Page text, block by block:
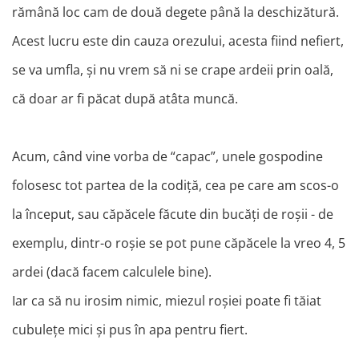
rămână loc cam de două degete până la deschizătură.
Acest lucru este din cauza orezului, acesta fiind nefiert,
se va umfla, și nu vrem să ni se crape ardeii prin oală,
că doar ar fi păcat după atâta muncă.
Acum, când vine vorba de “capac”, unele gospodine
folosesc tot partea de la codiță, cea pe care am scos-o
la început, sau căpăcele făcute din bucăți de roșii - de
exemplu, dintr-o roșie se pot pune căpăcele la vreo 4, 5
ardei (dacă facem calculele bine).
Iar ca să nu irosim nimic, miezul roșiei poate fi tăiat
cubulețe mici și pus în apa pentru fiert.